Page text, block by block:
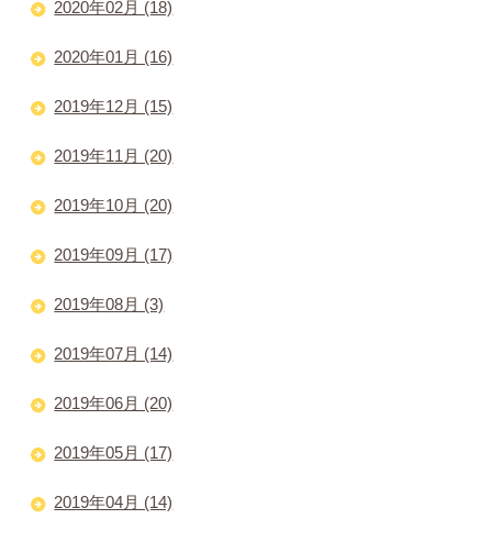
2020年02月 (18)
2020年01月 (16)
2019年12月 (15)
2019年11月 (20)
2019年10月 (20)
2019年09月 (17)
2019年08月 (3)
2019年07月 (14)
2019年06月 (20)
2019年05月 (17)
2019年04月 (14)